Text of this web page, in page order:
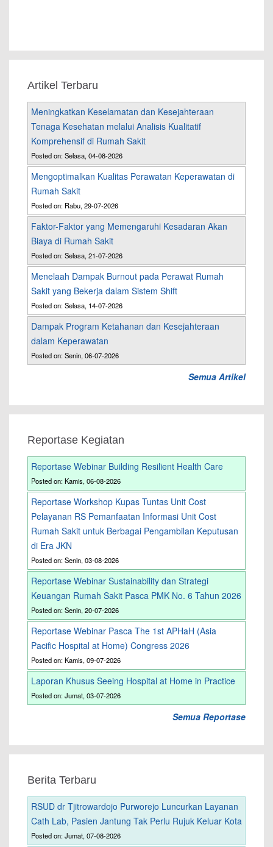
Artikel Terbaru
Meningkatkan Keselamatan dan Kesejahteraan
Tenaga Kesehatan melalui Analisis Kualitatif
Komprehensif di Rumah Sakit
Posted on: Selasa, 04-08-2026
Mengoptimalkan Kualitas Perawatan Keperawatan di
Rumah Sakit
Posted on: Rabu, 29-07-2026
Faktor-Faktor yang Memengaruhi Kesadaran Akan
Biaya di Rumah Sakit
Posted on: Selasa, 21-07-2026
Menelaah Dampak Burnout pada Perawat Rumah
Sakit yang Bekerja dalam Sistem Shift
Posted on: Selasa, 14-07-2026
Dampak Program Ketahanan dan Kesejahteraan
dalam Keperawatan
Posted on: Senin, 06-07-2026
Semua Artikel
Reportase Kegiatan
Reportase Webinar Building Resilient Health Care
Posted on: Kamis, 06-08-2026
Reportase Workshop Kupas Tuntas Unit Cost
Pelayanan RS Pemanfaatan Informasi Unit Cost
Rumah Sakit untuk Berbagai Pengambilan Keputusan
di Era JKN
Posted on: Senin, 03-08-2026
Reportase Webinar Sustainability dan Strategi
Keuangan Rumah Sakit Pasca PMK No. 6 Tahun 2026
Posted on: Senin, 20-07-2026
Reportase Webinar Pasca The 1st APHaH (Asia
Pacific Hospital at Home) Congress 2026
Posted on: Kamis, 09-07-2026
Laporan Khusus Seeing Hospital at Home in Practice
Posted on: Jumat, 03-07-2026
Semua Reportase
Berita Terbaru
RSUD dr Tjitrowardojo Purworejo Luncurkan Layanan
Cath Lab, Pasien Jantung Tak Perlu Rujuk Keluar Kota
Posted on: Jumat, 07-08-2026